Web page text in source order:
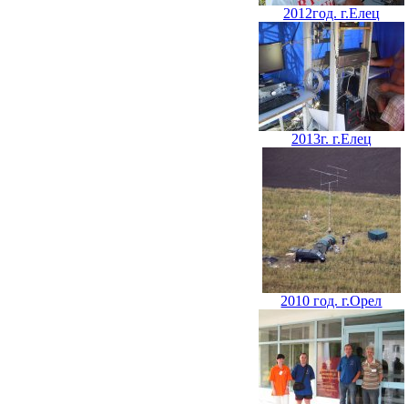
2012год. г.Елец
2013г. г.Елец
2010 год. г.Орел